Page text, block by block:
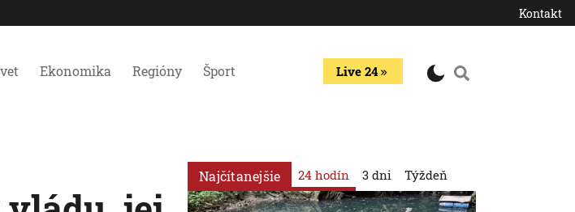
Kontakt
Ekonomika Regióny Šport Live 24
Najčítanejšie 24 hodín 3 dni Týždeň